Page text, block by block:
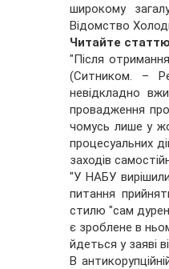
широкому
Відомство
Читайте
"Після
(Ситником. –
невідкладно
провадження
чомусь лише у
процесуальних
заходів
"У НАБУ
питання
стилю "сам
є зроблене в
йдеться у заяві
В